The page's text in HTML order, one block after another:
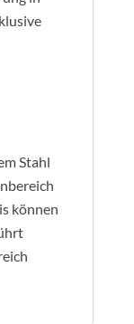
Stahl
können